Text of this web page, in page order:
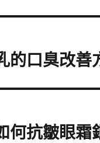
的口臭改
何抗皺眼